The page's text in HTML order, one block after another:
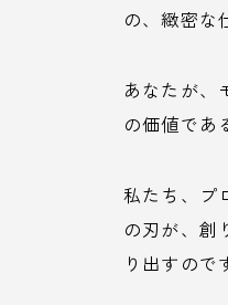
の、緻密な
あなたが、
の価値であ
私たち、プ
の刃が、創
り出すので